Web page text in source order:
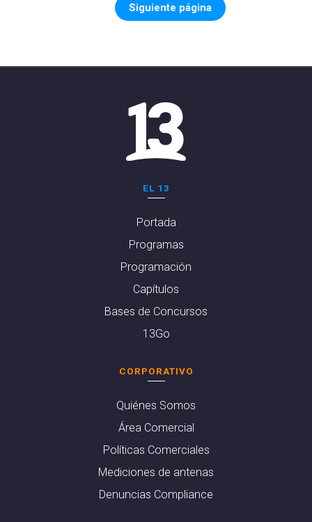
Siguiente página
EL 13
Portada
Programas
Programación
Capítulos
Bases de Concursos
13Go
CORPORATIVO
Quiénes Somos
Área Comercial
Políticas Comerciales
Mediciones de antenas
Denuncias Compliance